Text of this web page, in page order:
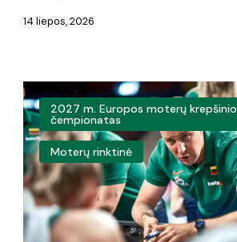
14 liepos, 2026
Moterų
krepšinio
rinktinės
akiratyje
–
ambicingas
2027 m. Europos moterų krepšinio
čempionatas
Moterų rinktinė